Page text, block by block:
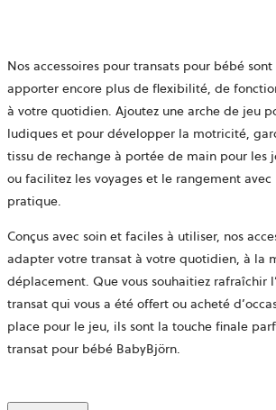
Nos accessoires pour transats pour bébé
apporter encore plus de flexibilité, de
à votre quotidien. Ajoutez une arche de jeu
ludiques et pour développer la motricité,
tissu de rechange à portée de main pour les
ou facilitez les voyages et le rangement
pratique.
Conçus avec soin et faciles à utiliser, nos
adapter votre transat à votre quotidien, à la
déplacement. Que vous souhaitiez rafraîchir
transat qui vous a été offert ou acheté
place pour le jeu, ils sont la touche finale
transat pour bébé BabyBjörn.